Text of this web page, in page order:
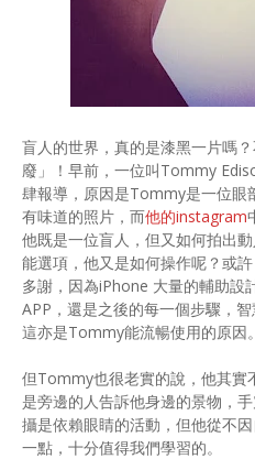
盲人的世界，真的是漆黑一片嗎
廢」！早前，一位叫Tommy
肆報導，原因是Tommy是一位眼
有味道的照片，而他的instagram
他既是一位盲人，但又如何拍出
能選項，他又是如何操作呢？或
多謝，因為iPhone 大量的輔助設
APP，還是之後的每一個步驟，
這亦是Tommy能流暢使用的原因。
但Tommy也很老實的說，他其實
是旁邊的人告訴他身邊的景物，
攝是依賴眼睛的活動，但他從不
一點，十分值得我們學習的。